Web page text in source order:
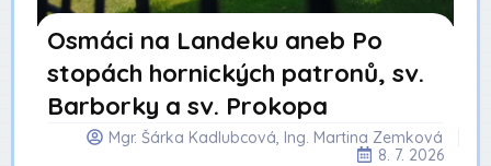
Osmáci na Landeku aneb Po
stopách hornických patronů, sv.
Barborky a sv. Prokopa
Mgr. Šárka Kadlubcová, Ing. Martina Zemková
8. 7. 2026